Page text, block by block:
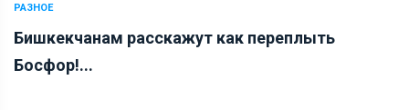
РАЗНОЕ
Бишкекчанам расскажут как переплыть
Босфор!...